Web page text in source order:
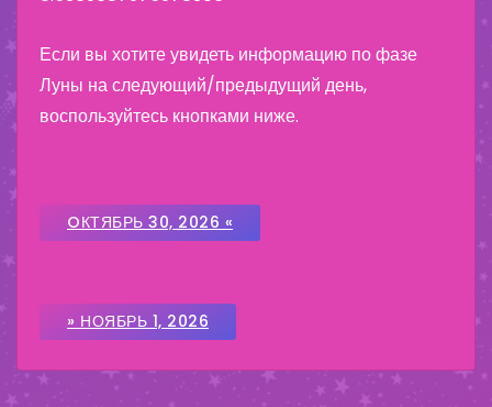
Если вы хотите увидеть информацию по фазе
Луны на следующий/предыдущий день,
воспользуйтесь кнопками ниже.
OКТЯБРЬ 30, 2026 «
» НОЯБРЬ 1, 2026